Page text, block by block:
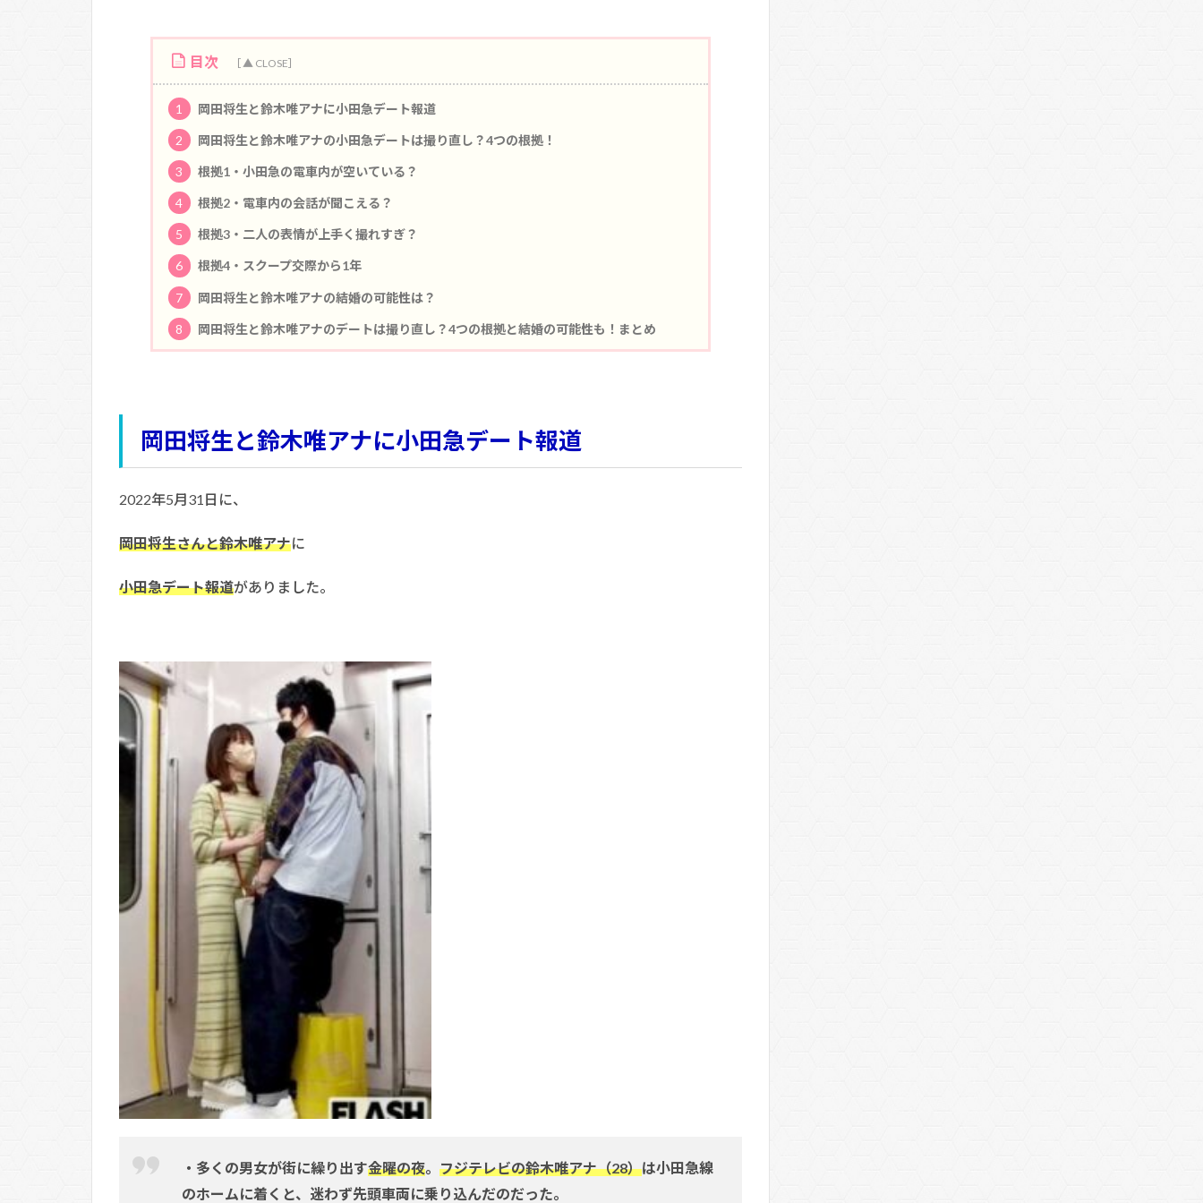
目次
1 岡田将生と鈴木唯アナに小田急デート報道
2 岡田将生と鈴木唯アナの小田急デートは撮り直し？4つの根拠！
3 根拠1・小田急の電車内が空いている？
4 根拠2・電車内の会話が聞こえる？
5 根拠3・二人の表情が上手く撮れすぎ？
6 根拠4・スクープ交際から1年
7 岡田将生と鈴木唯アナの結婚の可能性は？
8 岡田将生と鈴木唯アナのデートは撮り直し？4つの根拠と結婚の可能性も！まとめ
岡田将生と鈴木唯アナに小田急デート報道
2022年5月31日に、
岡田将生さんと鈴木唯アナに
小田急デート報道がありました。
・多くの男女が街に繰り出す金曜の夜。 フジテレビの鈴木唯アナ（28）は小田急線
のホームに着くと、迷わず先頭車両に乗り込んだのだった。